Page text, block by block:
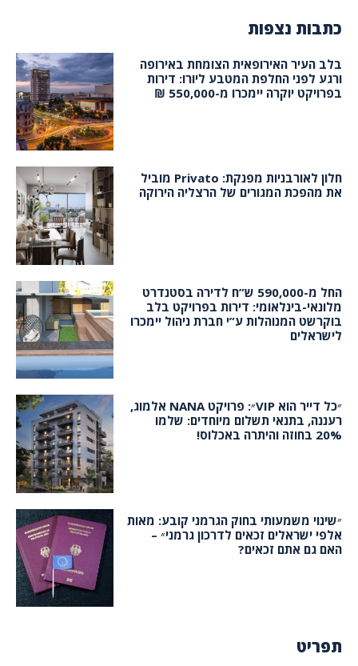
כתבות נצפות
בלב העיר האירופאית הצומחת באירופה
ורגע לפני החלפת המטבע ליורו: דירות
בפרויקט יוקרה יימכרו מ-550,000 ₪
חלון לאורבניות מפנקת: Privato מוביל
את מהפכת המגורים של הרצליה הירוקה
החל מ-590,000 ש”ח לדירה בסטנדרט
מלונאי-בינלאומי: דירות בפרויקט בלב
בוקרשט המנוהלות ע”י חברת ניהול יימכרו
לישראלים
״כל דייר הוא VIP״: פרויקט NANA אלמוג,
רעננה, בתנאי תשלום מיוחדים: שלמו
20% בחוזה והיתרה באכלוס!
״שינוי משמעותי בחוק הגרמני קובע: מאות
אלפי ישראלים זכאים לדרכון גרמני״ –
האם גם אתם זכאים?
תפריט